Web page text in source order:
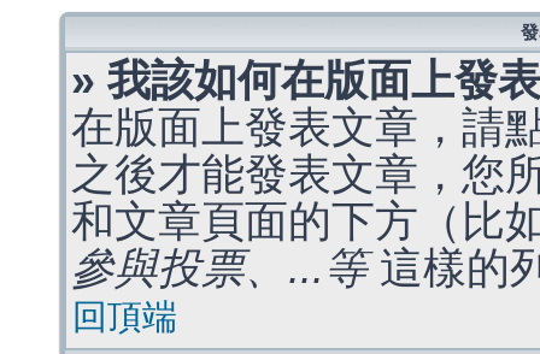
» 我該如何在版面上發
在版面上發表文章，請
之後才能發表文章，您
和文章頁面的下方（比
參與投票、...等這樣的
回頂端